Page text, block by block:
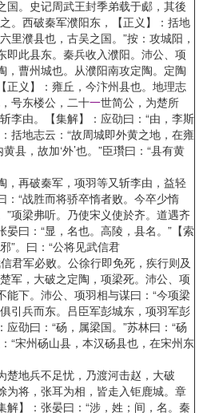
国。史记周武王封季弟载于郕，其後
。西破秦军濮阳东，【正义】：括地
里濮县也，古吴之国。”按：攻城阳，
即此县东。秦兵收入濮阳。沛公、项
，曹州城也。从濮阳南攻定陶。定陶
正义】：雍丘，今汴州县也。地理志
号东楼公，二十一世简公，为楚所
李由。【集解】：应劭曰：“由，李斯
括地志云：“故周城即外黄之地，在雍
县，故加‘外’也。”臣瓚曰：“县有黄
再破秦军，项羽等又斩李由，益轻
：“战胜而将骄卒惰者败。今卒少惰
项梁弗听。乃使宋义使於齐。道遇齐
曰：“显，名也。高陵，县名。”【索
”。曰：“公将见武信君
君军必败。公徐行即免死，疾行则及
军，大破之定陶，项梁死。沛公、项
下。沛公、项羽相与谋曰：“今项梁
引兵而东。吕臣军彭城东，项羽军彭
劭曰：“砀，属梁国。”苏林曰：“砀
“宋州砀山县，本汉砀县也，在宋州东
地兵不足忧，乃渡河击赵，大破
为将，张耳为相，皆走入钜鹿城。章
】：张晏曰：“涉，姓；间，名。秦